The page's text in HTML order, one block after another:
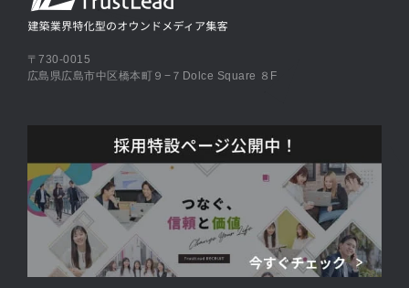
〒730-0015
広島県広島市中区橋本町９−７Dolce Square ８F